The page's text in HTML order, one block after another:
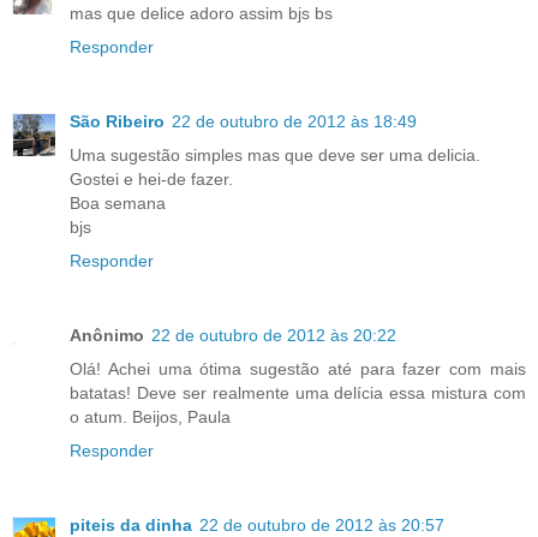
mas que delice adoro assim bjs bs
Responder
São Ribeiro 22 de outubro de 2012 às 18:49
Uma sugestão simples mas que deve ser uma delicia.
Gostei e hei-de fazer.
Boa semana
bjs
Responder
Anônimo 22 de outubro de 2012 às 20:22
Olá! Achei uma ótima sugestão até para fazer com mais
batatas! Deve ser realmente uma delícia essa mistura com
o atum. Beijos, Paula
Responder
piteis da dinha 22 de outubro de 2012 às 20:57